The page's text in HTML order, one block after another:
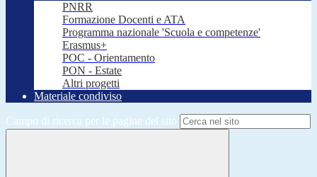
PNRR
Formazione Docenti e ATA
Programma nazionale 'Scuola e competenze'
Erasmus+
POC - Orientamento
PON - Estate
Altri progetti
Materiale condiviso
Campo di ricerca per le pagine del sito